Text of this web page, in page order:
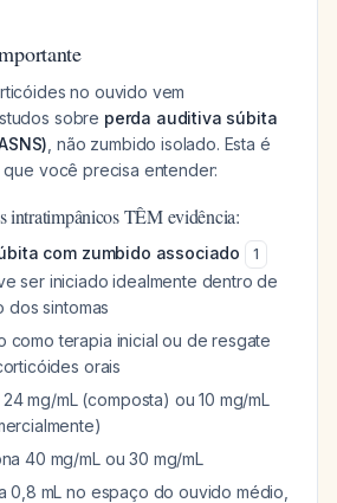
no ouvido vem
sobre perda auditiva súbita
, não zumbido isolado. Esta é
que você precisa entender:
intratimpânicos TÊM evidência:
com zumbido associado 1
ser iniciado idealmente dentro de
dos sintomas
como terapia inicial ou de resgate
orais
mg/mL (composta) ou 10 mg/mL
40 mg/mL ou 30 mg/mL
0,8 mL no espaço do ouvido médio,